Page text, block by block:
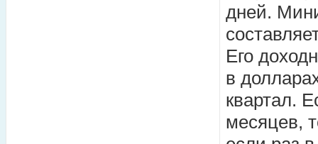
дней.
Его
в
квартал.
месяцев,